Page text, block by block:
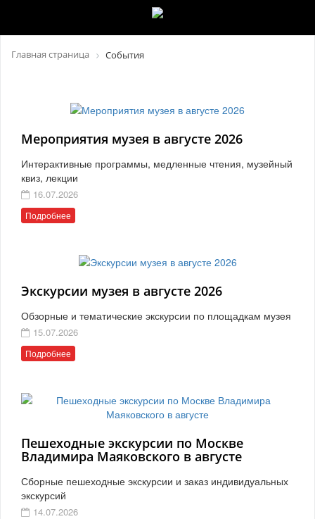
Главная страница События
Мероприятия музея в августе 2026
Интерактивные программы, медленные чтения, музейный
квиз, лекции
16.07.2026
Подробнее
Экскурсии музея в августе 2026
Обзорные и тематические экскурсии по площадкам музея
15.07.2026
Подробнее
Пешеходные экскурсии по Москве
Владимира Маяковского в августе
Сборные пешеходные экскурсии и заказ индивидуальных
экскурсий
14.07.2026